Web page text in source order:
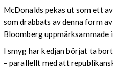
McDonalds pekas ut som ett
som drabbats av denna form
Bloomberg uppmärksammade
I smyg har kedjan börjat ta
– parallellt med att